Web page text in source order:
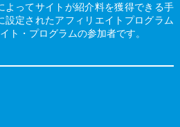
よってサイトが紹介料を獲得できる手
設定されたアフィリエイトプログラム
ト・プログラムの参加者です。